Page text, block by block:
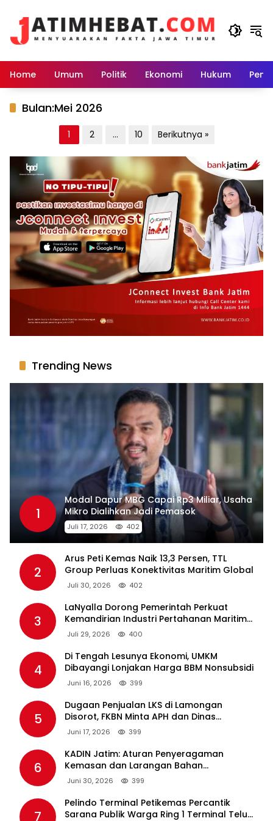
Home Umum Politik Ekonomi Hukum
Bulan:Mei 2026
pos
1 2 … 10 Berikutnya »
Trending News
1
Modal Dapur MBG Capai Rp3 Miliar, Usaha
Mikro Dialihkan Jadi Pemasok
Juli 17, 2026 402
2
Arus Peti Kemas Naik 13,3 Persen, TTL
Group Perluas Konektivitas Maritim Global
Juli 30, 2026 402
3
LaNyalla Dorong Pemerintah Perkuat
Kemandirian Industri Pertahanan Maritim
Lewat PT PAL
Juli 29, 2026 400
4
Di Tengah Lesunya Ekonomi, UMKM
Dibayangi Lonjakan Harga BBM Nonsubsidi
Juni 16, 2026 399
5
Dugaan Penjualan LKS di Lamongan
Disorot, FKBN Minta APH dan Dinas
Pendidikan Bertindak Tegas.
Juni 17, 2026 399
6
KADIN Jatim: Aturan Penyeragaman
Kemasan dan Larangan Bahan
Tambahan Berpotensi Ganggu Industri
Tembakau
Juni 30, 2026 399
7
Pelindo Terminal Petikemas Percantik
Sarana Publik Warga Ring 1 Terminal Teluk